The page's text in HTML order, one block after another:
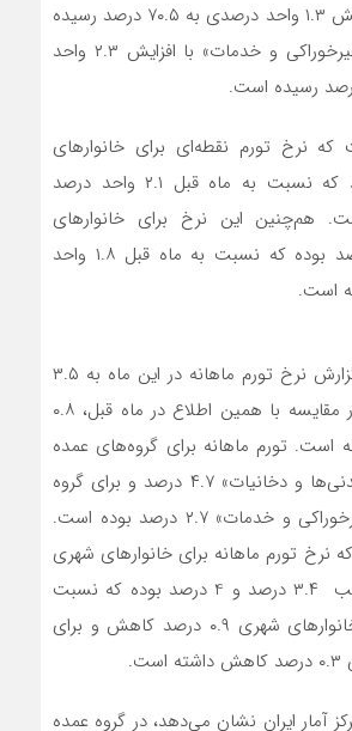
و دخانیات» با افزایش ١.٣ واحد درصدی به ٧٠.۵ درصد رسیده
و گروه «کالاهای غیرخوراکی و خدمات» با افزایش ٢.٣ واحد
نرخ تورم نقطه‌ای برای خانوارهای
شهری ۵٢.٧ درصد که نسبت به ماه قبل ٢.١ واحد درصد
هم‌چنین این نرخ برای خانوارهای
روستایی ۵۶.٧ درصد بوده که نسبت به ماه قبل ١.٨ واحد
است.
اما بر اساس این گزارش نرخ تورم ماهانه در این ماه به ٣.۵
درصد رسیده که در مقایسه با همین اطلاع در ماه قبل، ٠.٨
تورم ماهانه برای گروه‌های عمده
«خوراکی‌ها، آشامیدنی‌ها و دخانیات» ۴.٧ درصد و برای گروه
عمده «کالاهای غیرخوراکی و خدمات» ٢.٧ درصد بوده است.
نرخ تورم ماهانه برای خانوارهای شهری
و روستایی به ترتیب ٣.۴ درصد و 4 درصد بوده که نسبت
به ماه قبل برای خانوارهای شهری ٠.٩ درصد کاهش و برای
آمار ایران نشان می‌دهد، در گروه عمده